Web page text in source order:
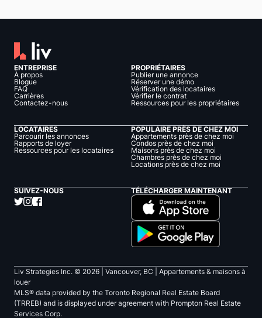
ENTREPRISE
À propos
Blogue
FAQ
Carrières
Contactez-nous
PROPRIÉTAIRES
Publier une annonce
Réserver une démo
Vérification des locataires
Vérifier le contrat
Ressources pour les propriétaires
LOCATAIRES
Parcourir les annonces
Rapports de loyer
Ressources pour les locataires
POPULAIRE PRÈS DE CHEZ MOI
Appartements près de chez moi
Condos près de chez moi
Maisons près de chez moi
Chambres près de chez moi
Locations près de chez moi
SUIVEZ-NOUS TÉLÉCHARGER MAINTENANT
Liv Strategies Inc. © 2026 | Vancouver, BC |
Appartements & maisons à
louer
MLS® data provided by the Toronto Regional Real Estate Board
(TRREB) and is displayed under agreement with Prompton Real Estate
Services Corp.